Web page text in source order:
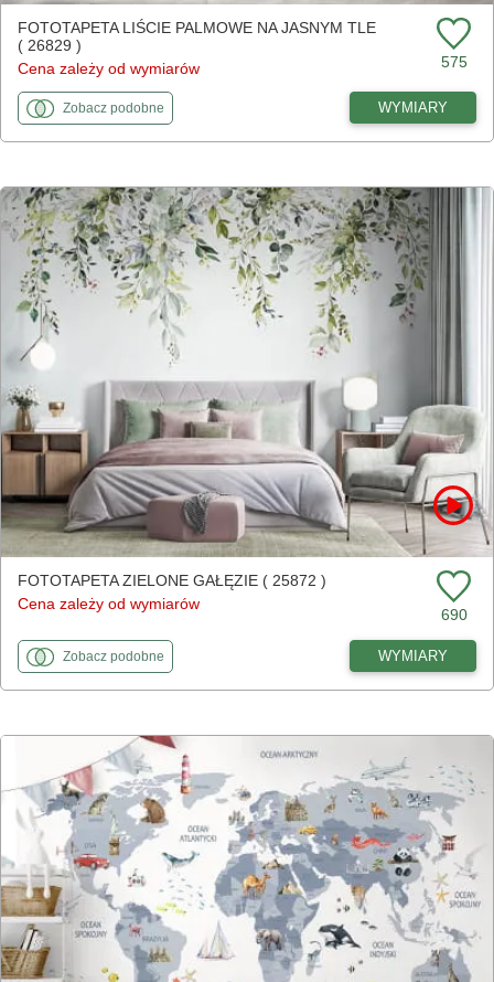
FOTOTAPETA LIŚCIE PALMOWE NA JASNYM TLE
( 26829 )
Cena zależy od wymiarów
575
Zobaczfototapety
podobnedo Liście palmowe na jasnym tle WYMIARY
FOTOTAPETA ZIELONE GAŁĘZIE ( 25872 )
Cena zależy od wymiarów
690
Zobaczfototapety
podobnedo Zielone gałęzie WYMIARY